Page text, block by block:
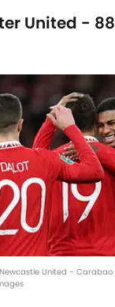
United -
United - Carabao